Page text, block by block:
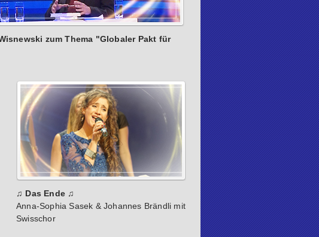
zum Thema "Globaler Pakt für
♫ Das Ende ♫
Anna-Sophia Sasek & Johannes Brändli mit
Swisschor